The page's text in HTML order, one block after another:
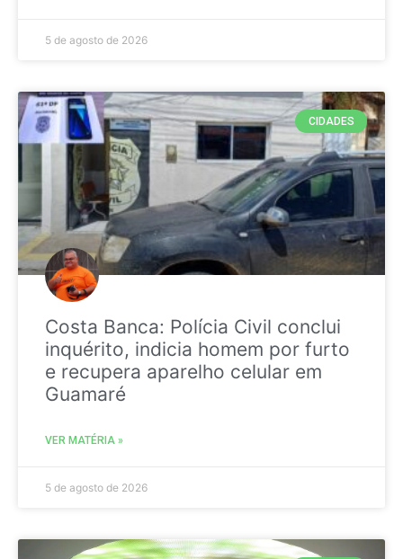
5 de agosto de 2026
CIDADES
Costa Banca: Polícia Civil conclui
inquérito, indicia homem por furto
e recupera aparelho celular em
Guamaré
VER MATÉRIA »
5 de agosto de 2026